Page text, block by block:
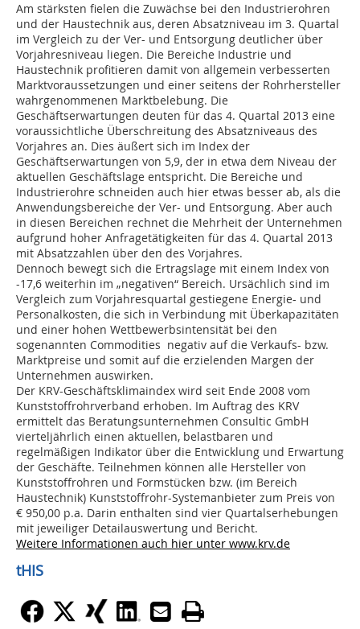
Am stärksten fielen die Zuwächse bei den Industrierohren
und der Haustechnik aus, deren Absatzniveau im 3. Quartal
im Vergleich zu der Ver- und Entsorgung deutlicher über
Vorjahresniveau liegen. Die Bereiche Industrie und
Haustechnik profitieren damit von allgemein verbesserten
Marktvoraussetzungen und einer seitens der Rohrhersteller
wahrgenommenen Marktbelebung. Die
Geschäftserwartungen deuten für das 4. Quartal 2013 eine
voraussichtliche Überschreitung des Absatzniveaus des
Vorjahres an. Dies äußert sich im Index der
Geschäftserwartungen von 5,9, der in etwa dem Niveau der
aktuellen Geschäftslage entspricht. Die Bereiche und
Industrierohre schneiden auch hier etwas besser ab, als die
Anwendungsbereiche der Ver- und Entsorgung. Aber auch
in diesen Bereichen rechnet die Mehrheit der Unternehmen
aufgrund hoher Anfragetätigkeiten für das 4. Quartal 2013
mit Absatzzahlen über den des Vorjahres.
Dennoch bewegt sich die Ertragslage mit einem Index von
-17,6 weiterhin im „negativen“ Bereich. Ursächlich sind im
Vergleich zum Vorjahresquartal gestiegene Energie- und
Personalkosten, die sich in Verbindung mit Überkapazitäten
und einer hohen Wettbewerbsintensität bei den
sogenannten Commodities negativ auf die Verkaufs- bzw.
Marktpreise und somit auf die erzielenden Margen der
Unternehmen auswirken.
Der KRV-Geschäftsklimaindex wird seit Ende 2008 vom
Kunststoffrohrverband erhoben. Im Auftrag des KRV
ermittelt das Beratungsunternehmen Consultic GmbH
vierteljährlich einen aktuellen, belastbaren und
regelmäßigen Indikator über die Entwicklung und Erwartung
der Geschäfte. Teilnehmen können alle Hersteller von
Kunststoffrohren und Formstücken bzw. (im Bereich
Haustechnik) Kunststoffrohr-Systemanbieter zum Preis von
€ 950,00 p.a. Darin enthalten sind vier Quartalserhebungen
mit jeweiliger Detailauswertung und Bericht.
Weitere Informationen auch hier unter www.krv.de
tHIS